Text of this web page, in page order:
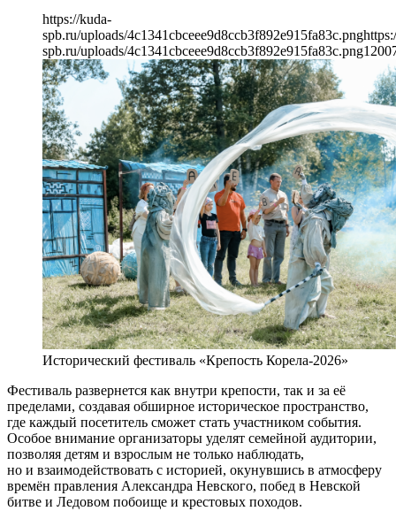
https://kuda-
spb.ru/uploads/4c1341cbceee9d8ccb3f892e915fa83c.png
spb.ru/uploads/4c1341cbceee9d8ccb3f892e915fa83c.png1200
Исторический фестиваль «Крепость Корела-2026»
Фестиваль развернется как внутри крепости, так и за её
пределами, создавая обширное историческое пространство,
где каждый посетитель сможет стать участником события.
Особое внимание организаторы уделят семейной аудитории,
позволяя детям и взрослым не только наблюдать,
но и взаимодействовать с историей, окунувшись в атмосферу
времён правления Александра Невского, побед в Невской
битве и Ледовом побоище и крестовых походов.